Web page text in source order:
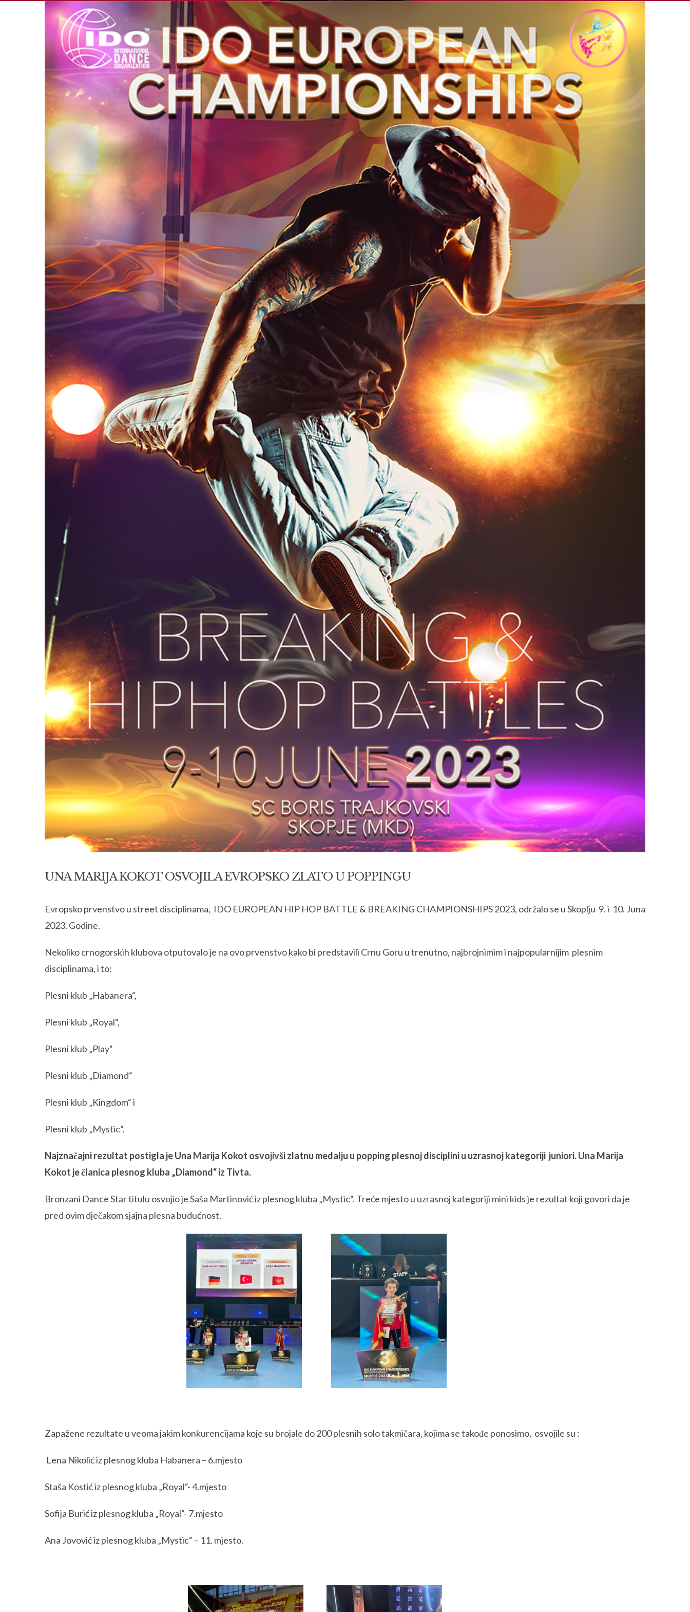
View
Larger
Image
UNA MARIJA KOKOT OSVOJILA EVROPSKO ZLATO U POPPINGU
Evropsko prvenstvo u street disciplinama, IDO EUROPEAN HIP HOP BATTLE & BREAKING CHAMPIONSHIPS 2023, održalo se u Skoplju 9. i 10. Juna
2023. Godine.
Nekoliko crnogorskih klubova otputovalo je na ovo prvenstvo kako bi predstavili Crnu Goru u trenutno, najbrojnimim i najpopularnijim plesnim
disciplinama, i to:
Plesni klub „Habanera“,
Plesni klub „Royal“,
Plesni klub „Play“
Plesni klub „Diamond“
Plesni klub „Kingdom“ i
Plesni klub „Mystic“.
Najznačajni rezultat postigla je Una Marija Kokot osvojivši zlatnu medalju u popping plesnoj disciplini u uzrasnoj kategoriji juniori. Una Marija
Kokot je članica plesnog kluba „Diamond“ iz Tivta.
Bronzani Dance Star titulu osvojio je Saša Martinović iz plesnog kluba „Mystic“. Treće mjesto u uzrasnoj kategoriji mini kids je rezultat koji govori da je
pred ovim dječakom sjajna plesna budućnost.
Zapažene rezultate u veoma jakim konkurencijama koje su brojale do 200 plesnih solo takmičara, kojima se takođe ponosimo, osvojile su :
Lena Nikolić iz plesnog kluba Habanera – 6.mjesto
Staša Kostić iz plesnog kluba „Royal“- 4.mjesto
Sofija Burić iz plesnog kluba „Royal“- 7.mjesto
Ana Jovović iz plesnog kluba „Mystic“ – 11. mjesto.